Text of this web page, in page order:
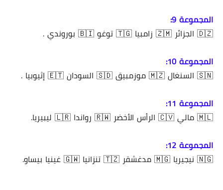
المجموعة 9:
🇩🇿 الجزائر 🇿🇲 زامبيا 🇹🇬 توغو 🇧🇮 بوروندي .
المجموعة 10:
🇸🇳 السنغال 🇲🇿 موزمبيق 🇸🇩 السودان 🇪🇹 إثيوبيا .
المجموعة 11:
🇲🇱 مالي 🇨🇻 الرأس الأخضر 🇷🇼 رواندا 🇱🇷 ليبيريا.
المجموعة 12:
🇳🇬 نيجيريا 🇲🇬 مدغشقر 🇹🇿 تنزانيا 🇬🇼 غينيا بيساو.